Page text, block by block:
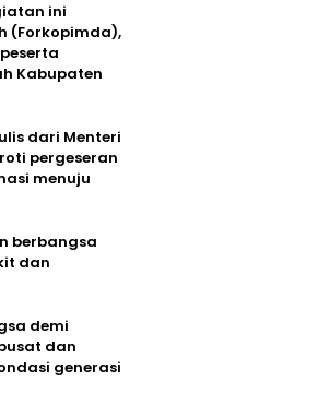
ini
(Forkopimda),
Kabupaten
dari Menteri
pergeseran
menuju
berbangsa
dan
demi
dan
generasi